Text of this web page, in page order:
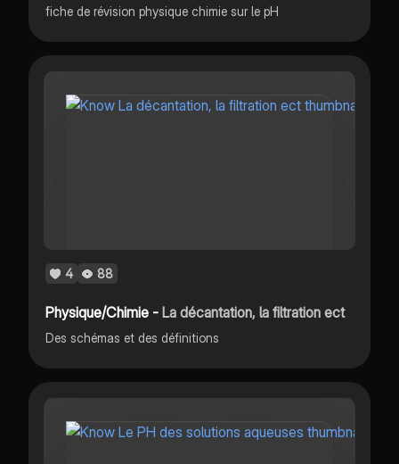
fiche de révision physique chimie sur le pH
4 88
Physique/Chimie -La décantation, la filtration ect
Des schémas et des définitions